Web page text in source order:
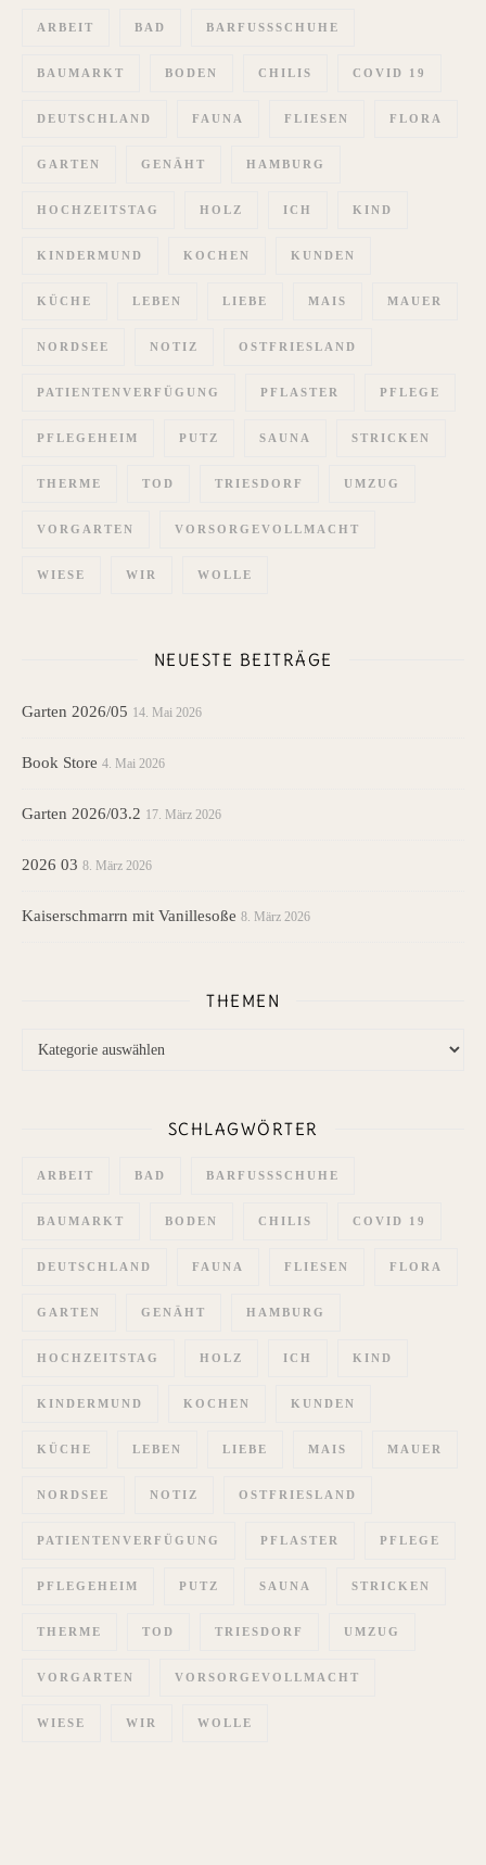
ARBEIT BAD BARFUSSSCHUHE
BAUMARKT BODEN CHILIS COVID 19
DEUTSCHLAND FAUNA FLIESEN FLORA
GARTEN GENÄHT HAMBURG
HOCHZEITSTAG HOLZ ICH KIND
KINDERMUND KOCHEN KUNDEN
KÜCHE LEBEN LIEBE MAIS MAUER
NORDSEE NOTIZ OSTFRIESLAND
PATIENTENVERFÜGUNG PFLASTER PFLEGE
PFLEGEHEIM PUTZ SAUNA STRICKEN
THERME TOD TRIESDORF UMZUG
VORGARTEN VORSORGEVOLLMACHT
WIESE WIR WOLLE
NEUESTE BEITRÄGE
Garten 2026/05 14. Mai 2026
Book Store 4. Mai 2026
Garten 2026/03.2 17. März 2026
2026 03 8. März 2026
Kaiserschmarrn mit Vanillesoße 8. März 2026
THEMEN
SCHLAGWÖRTER
ARBEIT BAD BARFUSSSCHUHE
BAUMARKT BODEN CHILIS COVID 19
DEUTSCHLAND FAUNA FLIESEN FLORA
GARTEN GENÄHT HAMBURG
HOCHZEITSTAG HOLZ ICH KIND
KINDERMUND KOCHEN KUNDEN
KÜCHE LEBEN LIEBE MAIS MAUER
NORDSEE NOTIZ OSTFRIESLAND
PATIENTENVERFÜGUNG PFLASTER PFLEGE
PFLEGEHEIM PUTZ SAUNA STRICKEN
THERME TOD TRIESDORF UMZUG
VORGARTEN VORSORGEVOLLMACHT
WIESE WIR WOLLE